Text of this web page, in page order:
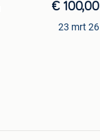
€ 100,00
23 mrt 26